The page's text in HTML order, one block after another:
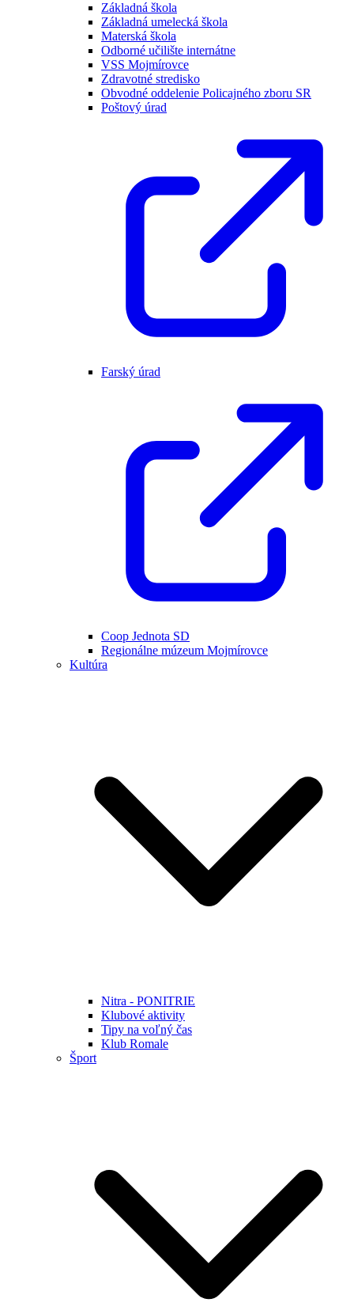
Základná škola
Základná umelecká škola
Materská škola
Odborné učilište internátne
VSS Mojmírovce
Zdravotné stredisko
Obvodné oddelenie Policajného zboru SR
Poštový úrad
Farský úrad
Coop Jednota SD
Regionálne múzeum Mojmírovce
Kultúra
Nitra - PONITRIE
Klubové aktivity
Tipy na voľný čas
Klub Romale
Šport